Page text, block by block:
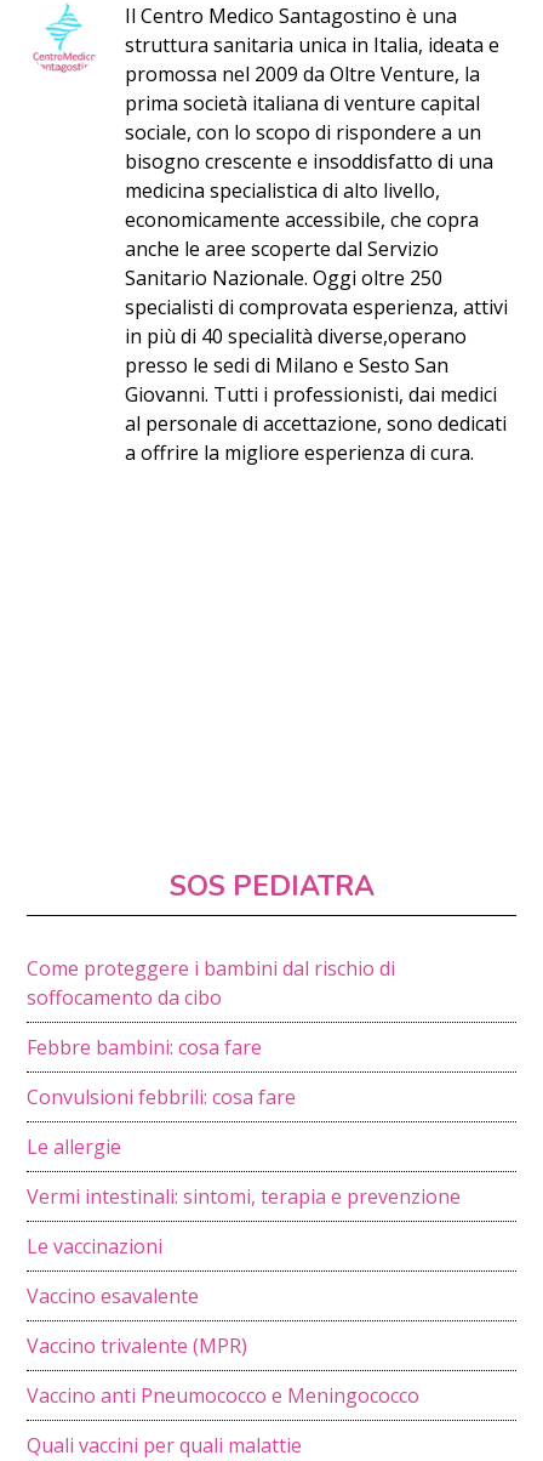
Il Centro Medico Santagostino è una
struttura sanitaria unica in Italia, ideata e
promossa nel 2009 da Oltre Venture, la
prima società italiana di venture capital
sociale, con lo scopo di rispondere a un
bisogno crescente e insoddisfatto di una
medicina specialistica di alto livello,
economicamente accessibile, che copra
anche le aree scoperte dal Servizio
Sanitario Nazionale. Oggi oltre 250
specialisti di comprovata esperienza, attivi
in più di 40 specialità diverse,operano
presso le sedi di Milano e Sesto San
Giovanni. Tutti i professionisti, dai medici
al personale di accettazione, sono dedicati
a offrire la migliore esperienza di cura.
SOS PEDIATRA
Come proteggere i bambini dal rischio di
soffocamento da cibo
Febbre bambini: cosa fare
Convulsioni febbrili: cosa fare
Le allergie
Vermi intestinali: sintomi, terapia e prevenzione
Le vaccinazioni
Vaccino esavalente
Vaccino trivalente (MPR)
Vaccino anti Pneumococco e Meningococco
Quali vaccini per quali malattie